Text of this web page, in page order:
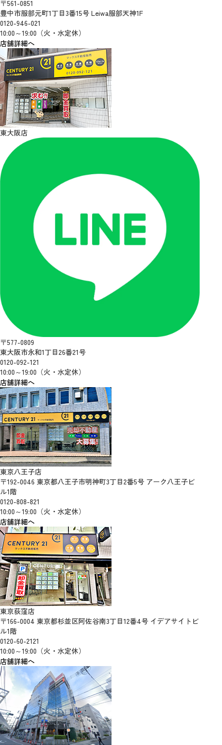
〒561-0851
豊中市服部元町1丁目3番15号 Leiwa服部天神1F
0120-946-021
10:00～19:00（火・水定休）
店舗詳細へ
東大阪店
〒577-0809
東大阪市永和1丁目26番21号
0120-092-121
10:00～19:00（火・水定休）
店舗詳細へ
東京八王子店
〒192-0046 東京都八王子市明神町3丁目2番5号 アーク八王子ビ
ル1階
0120-808-821
10:00～19:00（火・水定休）
店舗詳細へ
東京荻窪店
〒166-0004 東京都杉並区阿佐谷南3丁目12番4号 イデアサイトビ
ル1階
0120-60-2121
10:00～19:00（火・水定休）
店舗詳細へ